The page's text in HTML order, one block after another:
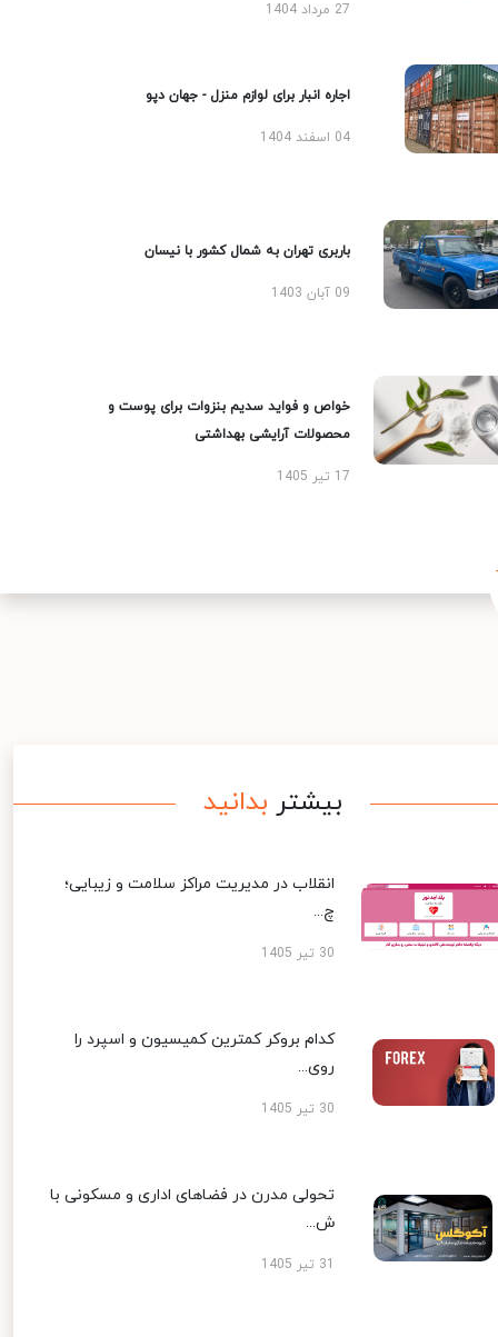
27 مرداد 1404
اجاره انبار برای لوازم منزل - جهان دپو
04 اسفند 1404
باربری تهران به شمال کشور با نیسان
09 آبان 1403
خواص و فواید سدیم بنزوات برای پوست و
محصولات آرایشی بهداشتی
17 تیر 1405
بیشتر بدانید
انقلاب در مدیریت مراکز سلامت و زیبایی؛
چ...
30 تیر 1405
کدام بروکر کمترین کمیسیون و اسپرد را
روی...
30 تیر 1405
تحولی مدرن در فضاهای اداری و مسکونی با
ش...